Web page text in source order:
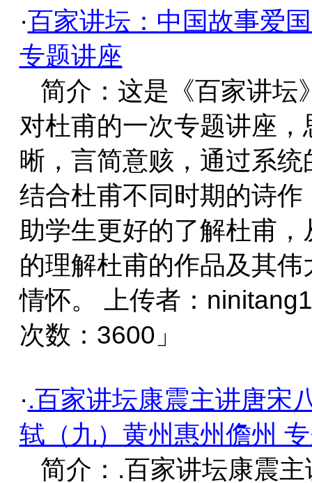
·百家讲坛：中国故事爱
专题讲座
简介：这是《百家讲坛
对杜甫的一次专题讲座，
晰，言简意赅，通过系统
结合杜甫不同时期的诗作
助学生更好的了解杜甫，
的理解杜甫的作品及其伟
情怀。 上传者：
次数：3600」
·.百家讲坛康震主讲唐宋
轼（九）黄州惠州儋州
简介：.百家讲坛康震主